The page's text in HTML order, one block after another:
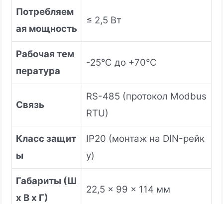
Потребляем
ая мощность
≤ 2,5 Вт
Рабочая тем
пература
-25°C до +70°C
Связь
RS-485 (протокол Modbus
RTU)
Класс защит
ы
IP20 (монтаж на DIN-рейк
у)
Габариты (Ш
x В x Г)
22,5 x 99 x 114 мм